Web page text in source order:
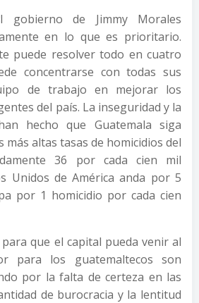
gobierno de Jimmy Morales
en lo que es prioritario.
puede resolver todo en cuatro
concentrarse con todas sus
de trabajo en mejorar los
del país. La inseguridad y la
hecho que Guatemala siga
más altas tasas de homicidios del
36 por cada cien mil
Unidos de América anda por 5
por 1 homicidio por cada cien
que el capital pueda venir al
para los guatemaltecos son
por la falta de certeza en las
de burocracia y la lentitud